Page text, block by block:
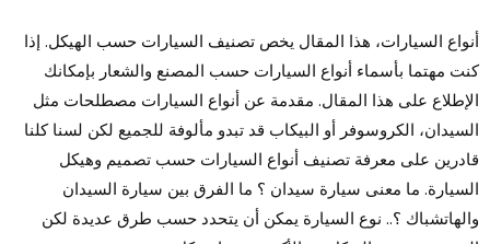
أنواع السيارات، هذا المقال يخص تصنيف السيارات حسب الهيكل. إذا
كنت مهتما بأسماء أنواع السيارات حسب المصنع والشعار بإمكانك
الإطلاع على هذا المقال. مقدمة عن أنواع السيارات مصطلحات مثل
السيدان، الكروسوفر أو البيكاب قد تبدو مألوفة للجميع لكن لسنا كلنا
قادرين على معرفة تصنيف أنواع السيارات حسب تصميم وهيكل
السيارة. ما معنى سيارة سيدان ؟ ما الفرق بين سيارة السيدان
والهاتشباك ؟.. نوع السيارة يمكن أن يتحدد حسب طرق عديدة لكن